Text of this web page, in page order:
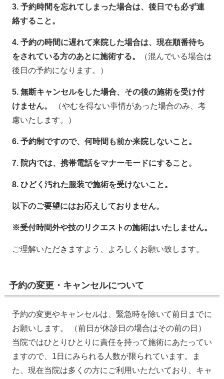
3. 予約時間を忘れてしまった場合は、後日でも必ず連
絡すること。
4. 予約の時間に遅れて来院した場合は、現在順番待ち
をされている方のあとに施術する。
（混んでいる場合は
後日の予約になります。）
5. 無断キャンセルをした場合、その後の施術を受け付
けません。
（やむを得ない事情があった場合のみ、考
慮いたします。）
6. 予約制ですので、何時間も前か来院しないこと。
7. 院内では、携帯電話をマナーモードにすること。
8. ひどく汚れた服装で施術を受けないこと。
以下のご要望にはお応えしておりません。
※受付時間外や技のリクエストの施術はいたしません。
ご理解いただきますよう、よろしくお願い致します。
予約の変更・キャンセルについて
予約の変更やキャンセルは、緊急時を除いて前日までに
お願いします。 （前日が休診日の場合はその前の日）
当院ではひとりひとりに責任を持って施術にあたってい
ますので、1日にみられる人数が限られています。ま
た、現在当院は多くの方にご利用いただいており、キャ